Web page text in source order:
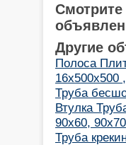
Другие
Полоса
16х500х500
Труба
Втулка
90х60, 90х70
Труба